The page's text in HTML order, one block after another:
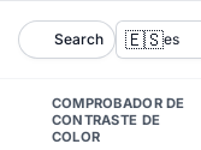
Search 🇪🇸es
COMPROBADOR DE
CONTRASTE DE
COLOR